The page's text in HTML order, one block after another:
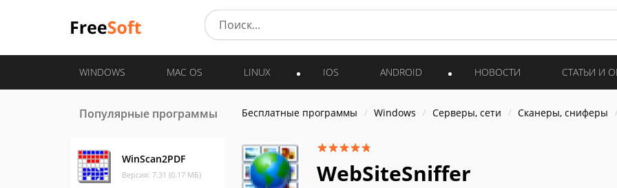
WINDOWS MAC OS LINUX IOS ANDROID НОВОСТИ СТАТЬИ И
Популярные программы
WinScan2PDF
Версия: 7.31 (0.17 МБ)
Бесплатные программы Windows Серверы, сети Сканеры, сниферы
WebSiteSniffer